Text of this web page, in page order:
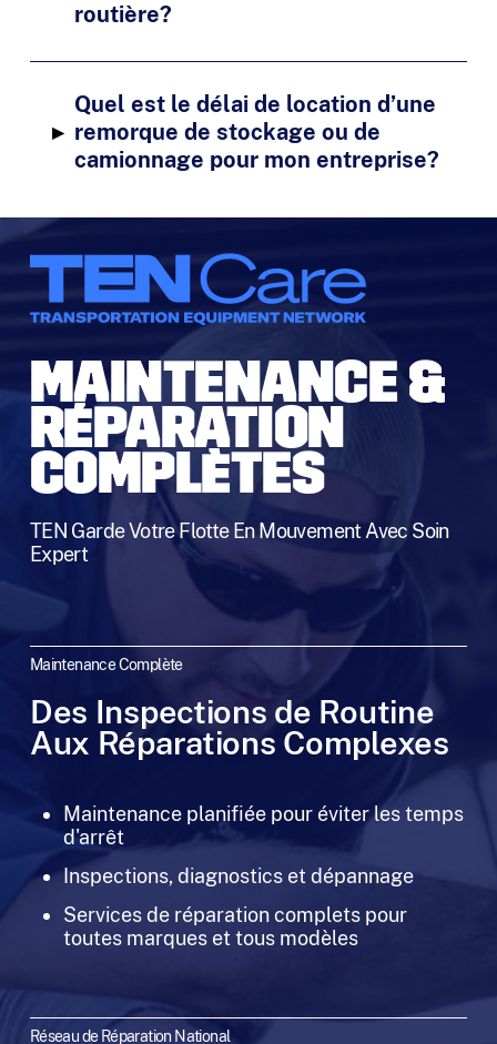
routière?
▸
Quel est le délai de location d’une
remorque de stockage ou de
camionnage pour mon entreprise?
MAINTENANCE &
RÉPARATION
COMPLÈTES
TEN Garde Votre Flotte En Mouvement Avec Soin
Expert
Maintenance Complète
Des Inspections de Routine
Aux Réparations Complexes
Maintenance planifiée pour éviter les temps
d'arrêt
Inspections, diagnostics et dépannage
Services de réparation complets pour
toutes marques et tous modèles
Réseau de Réparation National